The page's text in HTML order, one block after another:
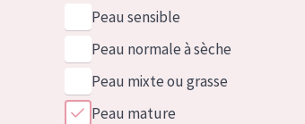
Peau sensible
Peau normale à sèche
Peau mixte ou grasse
Peau mature